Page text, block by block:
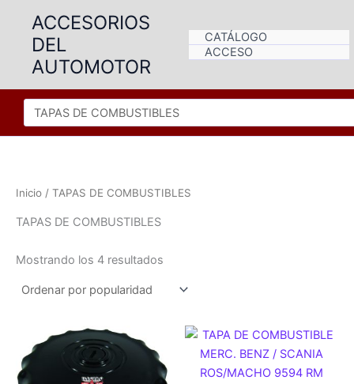
contenido
ACCESORIOS
DEL
AUTOMOTOR
CATÁLOGO
ACCESO
Inicio / TAPAS DE COMBUSTIBLES
TAPAS DE COMBUSTIBLES
Mostrando los 4 resultados